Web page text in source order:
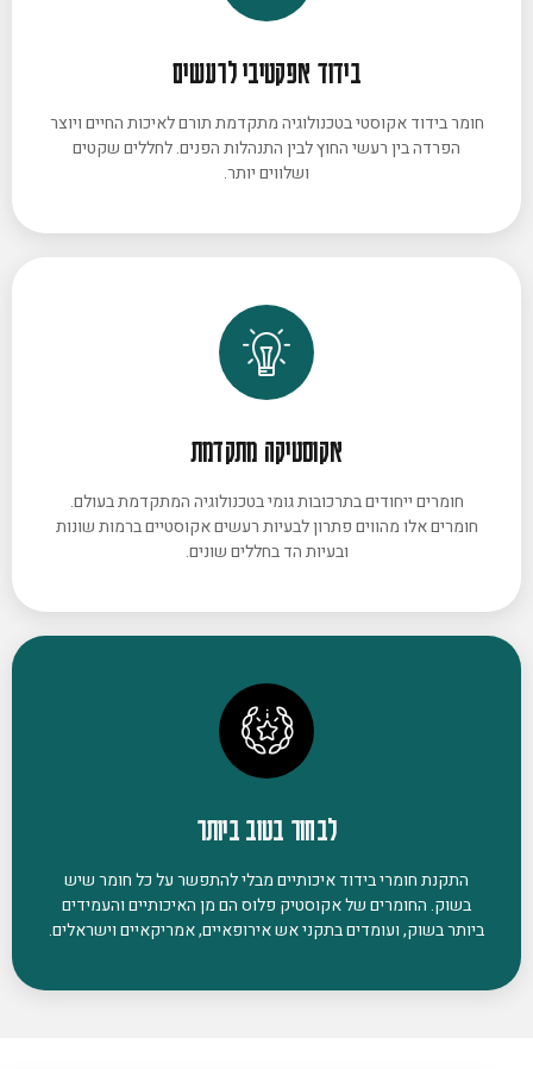
בידוד אפקטיבי לרעשים
חומר בידוד אקוסטי בטכנולוגיה מתקדמת תורם לאיכות החיים ויוצר
הפרדה בין רעשי החוץ לבין התנהלות הפנים. לחללים שקטים
ושלווים יותר.
אקוסטיקה מתקדמת
חומרים ייחודים בתרכובות גומי בטכנולוגיה המתקדמת בעולם.
חומרים אלו מהווים פתרון לבעיות רעשים אקוסטיים ברמות שונות
ובעיות הד בחללים שונים.
לבחור בטוב ביותר
התקנת חומרי בידוד איכותיים מבלי להתפשר על כל חומר שיש
בשוק. החומרים של אקוסטיק פלוס הם מן האיכותיים והעמידים
ביותר בשוק, ועומדים בתקני אש אירופאיים, אמריקאיים וישראלים.